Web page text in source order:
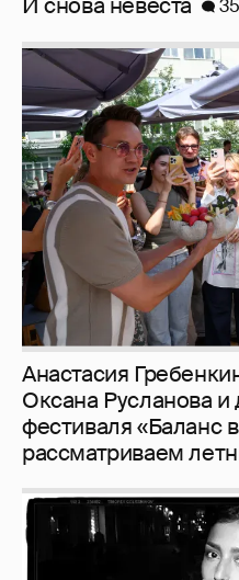
Анастасия
Оксана Русланова и
фестиваля «Баланс
рассматриваем
Рублёвские дочки